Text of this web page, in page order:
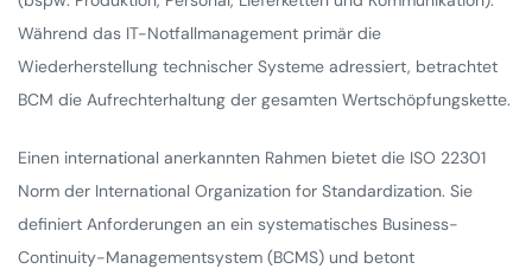
Während das IT-Notfallmanagement primär die
Wiederherstellung technischer Systeme adressiert, betrachtet
BCM die Aufrechterhaltung der gesamten Wertschöpfungskette.
Einen international anerkannten Rahmen bietet die ISO 22301
Norm der International Organization for Standardization. Sie
definiert Anforderungen an ein systematisches Business-
Continuity-Managementsystem (BCMS) und betont